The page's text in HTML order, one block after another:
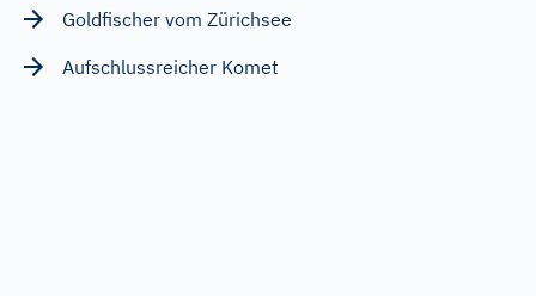
Goldfischer vom Zürichsee
Aufschlussreicher Komet